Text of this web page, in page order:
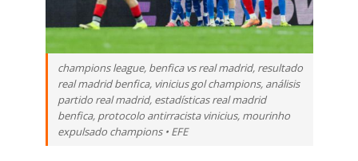
champions league, benfica vs real madrid, resultado
real madrid benfica, vinicius gol champions, análisis
partido real madrid, estadísticas real madrid
benfica, protocolo antirracista vinicius, mourinho
expulsado champions • EFE